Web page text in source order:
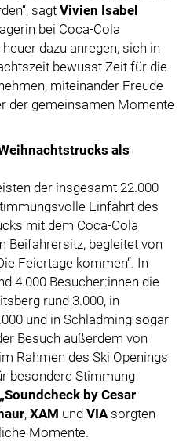
sagt Vivien Isabel
bei Coca-Cola
dazu anregen, sich in
bewusst Zeit für die
miteinander Freude
der gemeinsamen Momente
als
der insgesamt 22.000
Einfahrt des
mit dem Coca-Cola
Beifahrersitz, begleitet von
Feiertage kommen“. In
4.000 Besucher:innen die
rund 3.000, in
und in Schladming sogar
Besuch außerdem von
Rahmen des Ski Openings
besondere Stimmung
„Soundcheck by Cesar
, XAM und VIAsorgten
Momente.